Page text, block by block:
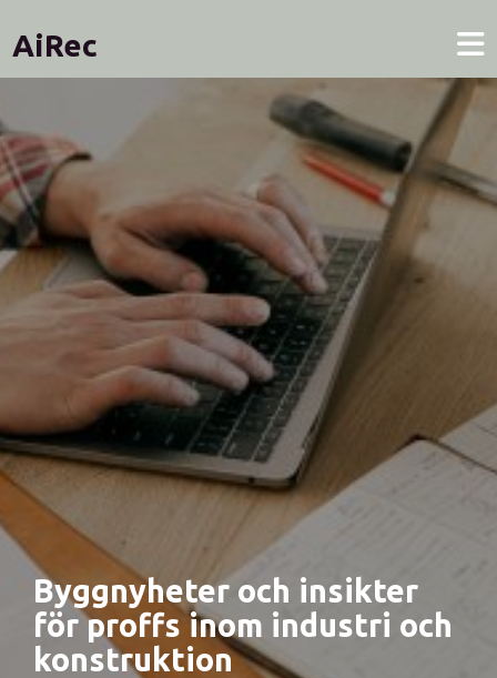
AiRec
Byggnyheter och insikter
för proffs inom industri och
konstruktion